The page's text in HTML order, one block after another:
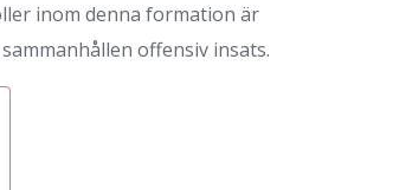
inom denna formation är
offensiv insats.